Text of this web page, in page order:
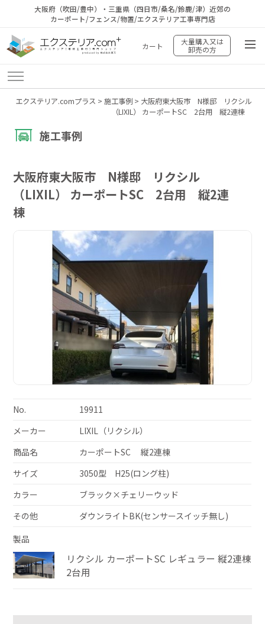
大阪府（吹田/豊中）・三重県（四日市/桑名/鈴鹿/津）近郊の
カーポート/フェンス/物置/エクステリア工事専門店
カート
大量購入又は
卸売の方
エクステリア.comプラス > 施工事例> 大阪府東大阪市 N様邸 リクシル
（LIXIL） カーポートSC 2台用 縦2連棟
施工事例
大阪府東大阪市 N様邸 リクシル
（LIXIL） カーポートSC 2台用 縦2連
棟
No.
19911
メーカー
LIXIL（リクシル）
商品名
カーポートSC 縦2連棟
サイズ
3050型 H25(ロング柱)
カラー
ブラック×チェリーウッド
その他
ダウンライトBK(センサースイッチ無し)
製品
リクシル カーポートSC レギュラー 縦2連棟
2台用